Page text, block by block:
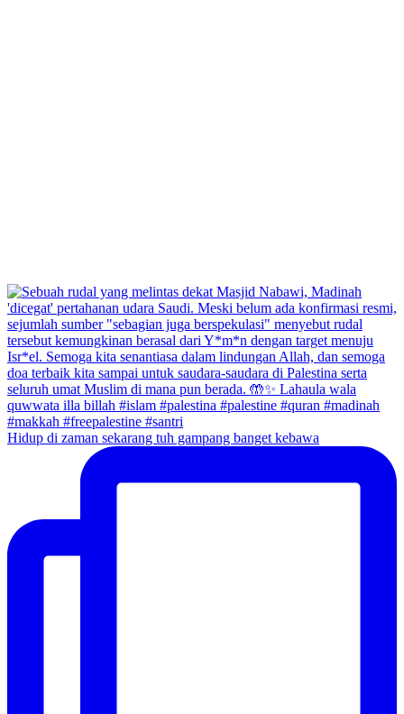
Hidup di zaman sekarang tuh gampang banget kebawa